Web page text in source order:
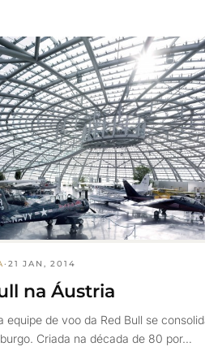
·21 JAN, 2014
na Áustria
de voo da Red Bull se
Criada na década de 80 por…